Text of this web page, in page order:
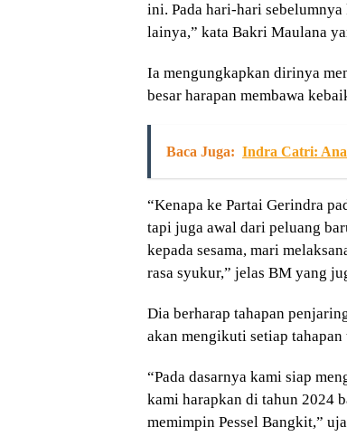
ini. Pada hari-hari
lainya,” kata Bakri Maulana
Ia mengungkapkan dirinya
besar harapan membawa
Baca Juga: Indra Catri:
“Kenapa ke Partai Gerindra
tapi juga awal dari peluang
kepada sesama, mari
rasa syukur,” jelas BM yang
Dia berharap tahapan
akan mengikuti setiap tahapan
“Pada dasarnya kami siap
kami harapkan di tahun 2024
memimpin Pessel Bangkit,”